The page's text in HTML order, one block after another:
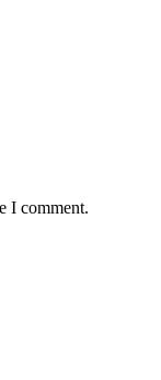
I comment.